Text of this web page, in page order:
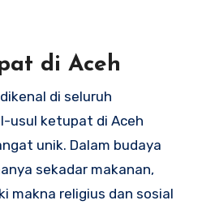
di Aceh
di seluruh
usul ketupat di Aceh
unik. Dalam budaya
sekadar makanan,
makna religius dan sosial